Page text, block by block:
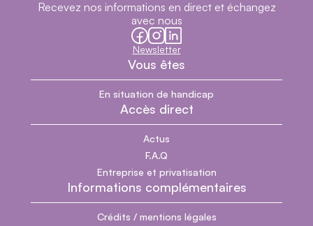
Recevez nos informations en direct et échangez
avec nous
facebook
instagram
linkedin
Newsletter
Vous êtes
En situation de handicap
Accès direct
Actus
F.A.Q
Entreprise et privatisation
Informations complémentaires
Crédits / mentions légales